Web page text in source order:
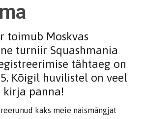
toimub Moskvas
turniir Squashmania
tähtaeg on
Kõigil huvilistel on veel
kirja panna!
kaks meie naismängjat